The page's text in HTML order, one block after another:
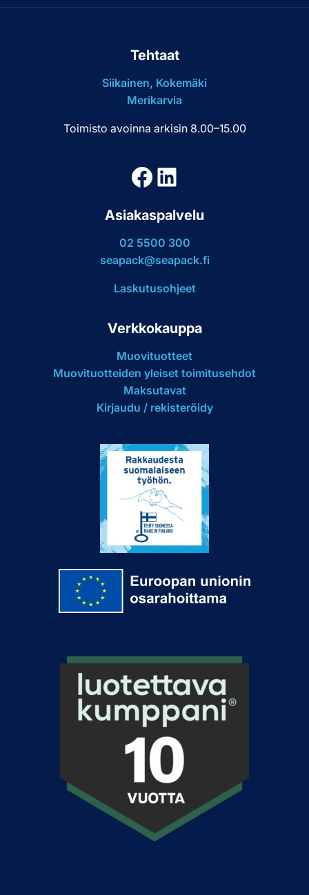
Tehtaat
Siikainen, Kokemäki
Merikarvia
Toimisto avoinna arkisin 8.00–15.00
Facebook
LinkedIn
Asiakaspalvelu
02 5500 300
seapack@seapack.fi
Laskutusohjeet
Verkkokauppa
Muovituotteet
Muovituotteiden yleiset toimitusehdot
Maksutavat
Kirjaudu / rekisteröidy